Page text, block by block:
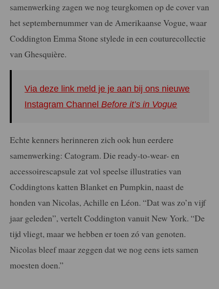
samenwerking zagen we nog teurgkomen op de cover van
het septembernummer van de Amerikaanse Vogue, waar
Coddington Emma Stone stylede in een couturecollectie
van Ghesquière.
Via deze link meld je je aan bij ons nieuwe
Instagram ChannelBefore it’s in Vogue
Echte kenners herinneren zich ook hun eerdere
samenwerking: Catogram. Die ready-to-wear- en
accessoirescapsule zat vol speelse illustraties van
Coddingtons katten Blanket en Pumpkin, naast de
honden van Nicolas, Achille en Léon. “Dat was zo’n vijf
jaar geleden”, vertelt Coddington vanuit New York. “De
tijd vliegt, maar we hebben er toen zó van genoten.
Nicolas bleef maar zeggen dat we nog eens iets samen
moesten doen.”